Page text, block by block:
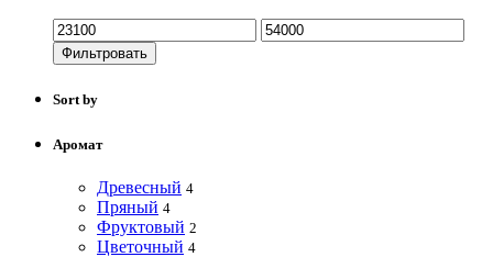
Фильтровать
Sort by
Аромат
Древесный 4
Пряный 4
Фруктовый 2
Цветочный 4